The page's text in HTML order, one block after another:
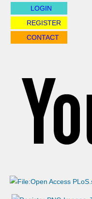
LOGIN
REGISTER
CONTACT